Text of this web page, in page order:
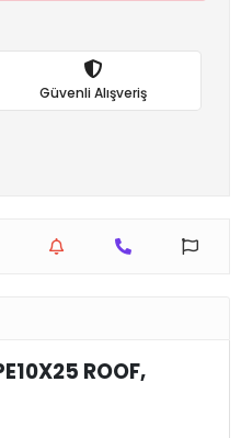
Güvenli Alışveriş
ROOF,